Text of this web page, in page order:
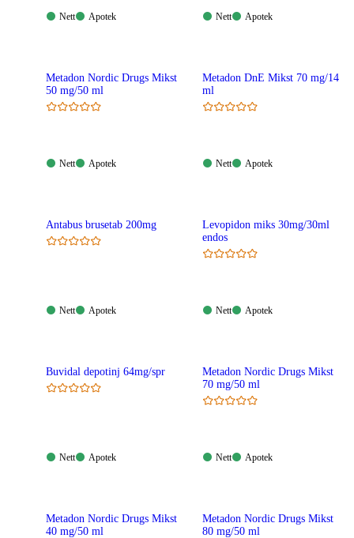
Nett:
Nett
Apotek:
Apotek
Nett:
Nett
Apotek:
Apotek
Metadon Nordic Drugs Mikst
50 mg/50 ml
Nett:
Nett
Apotek:
Apotek
Metadon DnE Mikst 70 mg/14
ml
Nett:
Nett
Apotek:
Apotek
Antabus brusetab 200mg
Nett:
Nett
Apotek:
Apotek
Levopidon miks 30mg/30ml
endos
Nett:
Nett
Apotek:
Apotek
Buvidal depotinj 64mg/spr
Nett:
Nett
Apotek:
Apotek
Metadon Nordic Drugs Mikst
70 mg/50 ml
Nett:
Nett
Apotek:
Apotek
Metadon Nordic Drugs Mikst
40 mg/50 ml
Metadon Nordic Drugs Mikst
80 mg/50 ml